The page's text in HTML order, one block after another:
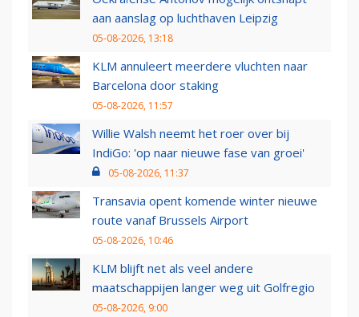
aan aanslag op luchthaven Leipzig
05-08-2026, 13:18
KLM annuleert meerdere vluchten naar
Barcelona door staking
05-08-2026, 11:57
Willie Walsh neemt het roer over bij
IndiGo: 'op naar nieuwe fase van groei'
05-08-2026, 11:37
Transavia opent komende winter nieuwe
route vanaf Brussels Airport
05-08-2026, 10:46
KLM blijft net als veel andere
maatschappijen langer weg uit Golfregio
05-08-2026, 9:00